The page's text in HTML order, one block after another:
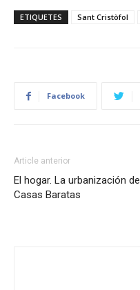
ETIQUETES Sant Cristòfol
Facebook
Article anterior
El hogar. La urbanización de
Casas Baratas